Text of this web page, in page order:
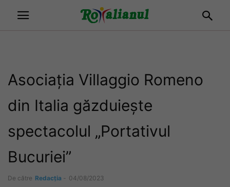
Asociația Villaggio Romeno
din Italia găzduiește
spectacolul „Portativul
Bucuriei”
De către Redacția - 04/08/2023